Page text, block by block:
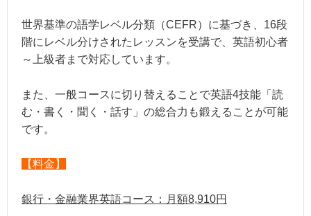
世界基準の語学レベル分類（CEFR）に基づき、16段
階にレベル分けされたレッスンを受講で、英語初心者
～上級者まで対応しています。
また、一般コースに切り替えることで英語4技能「読
む・書く・聞く・話す」の総合力も鍛えることが可能
です。
【料金】
銀行・金融業界英語コース：月額8,910円